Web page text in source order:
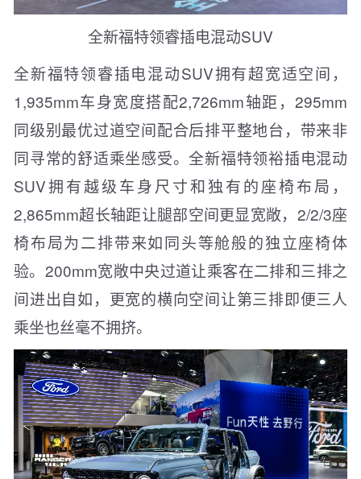
全新福特领睿插电混动SUV
全新福特领睿插电混动SUV拥有超宽适空间，
1,935mm车身宽度搭配2,726mm轴距，295mm
同级别最优过道空间配合后排平整地台，带来非
同寻常的舒适乘坐感受。全新福特领裕插电混动
SUV拥有越级车身尺寸和独有的座椅布局，
2,865mm超长轴距让腿部空间更显宽敞，2/2/3座
椅布局为二排带来如同头等舱般的独立座椅体
验。200mm宽敞中央过道让乘客在二排和三排之
间进出自如，更宽的横向空间让第三排即便三人
乘坐也丝毫不拥挤。